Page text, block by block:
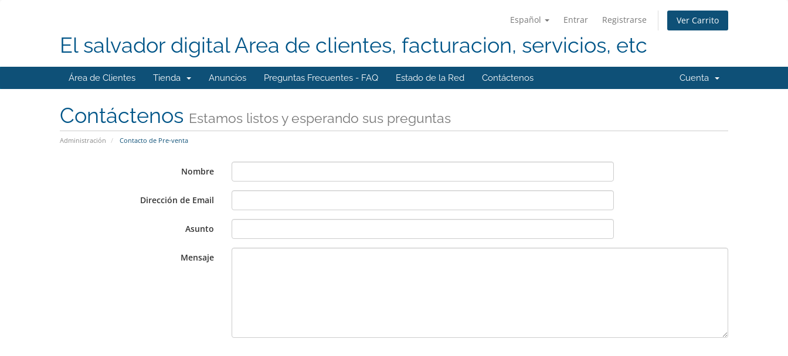
Español Entrar Registrarse Ver Carrito
El salvador digital Area de clientes, facturacion, servicios, etc
Área de Clientes Tienda Anuncios Preguntas Frecuentes - FAQ Estado de la Red Contáctenos Cuenta
Contáctenos Estamos listos y esperando sus preguntas
Administración Contacto de Pre-venta
Nombre
Dirección de Email
Asunto
Mensaje